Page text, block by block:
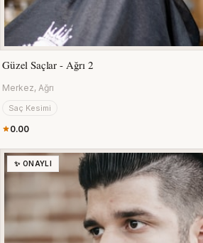
Güzel Saçlar - Ağrı 2
Merkez, Ağrı
Saç Kesimi
0.00
✨ ONAYLI